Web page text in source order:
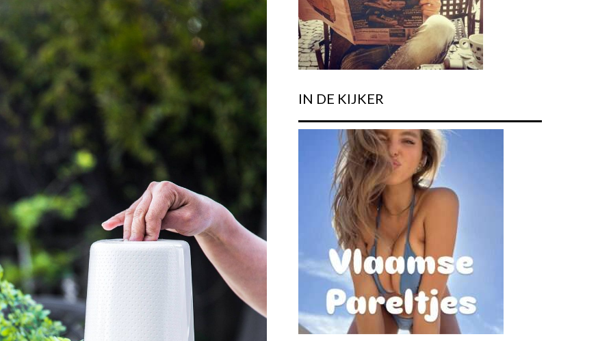
IN DE KIJKER